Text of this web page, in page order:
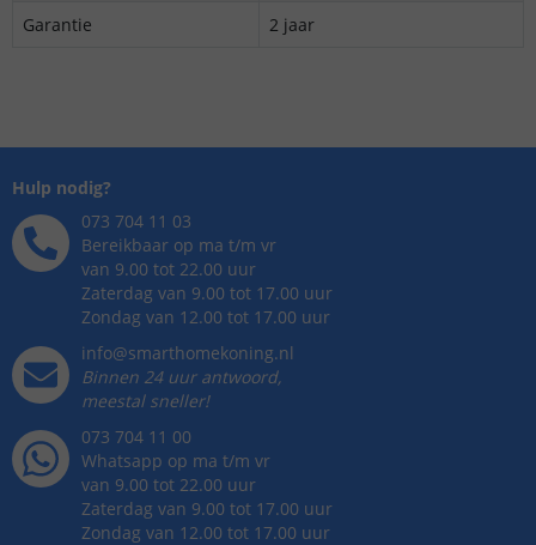
Garantie 2 jaar
Hulp nodig?
073 704 11 03
Bereikbaar op ma t/m vr
van 9.00 tot 22.00 uur
Zaterdag van 9.00 tot 17.00 uur
Zondag van 12.00 tot 17.00 uur
info@smarthomekoning.nl
Binnen 24 uur antwoord,
meestal sneller!
073 704 11 00
Whatsapp op ma t/m vr
van 9.00 tot 22.00 uur
Zaterdag van 9.00 tot 17.00 uur
Zondag van 12.00 tot 17.00 uur